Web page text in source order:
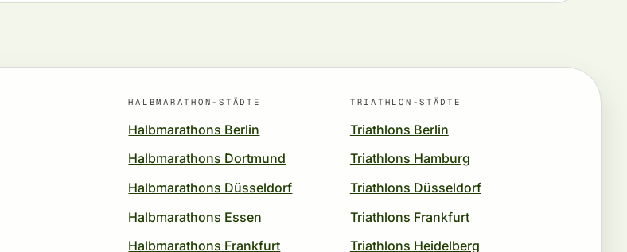
HALBMARATHON-STÄDTE
Halbmarathons Berlin
Halbmarathons Dortmund
Halbmarathons Düsseldorf
Halbmarathons Essen
Halbmarathons Frankfurt
TRIATHLON-STÄDTE
Triathlons Berlin
Triathlons Hamburg
Triathlons Düsseldorf
Triathlons Frankfurt
Triathlons Heidelberg